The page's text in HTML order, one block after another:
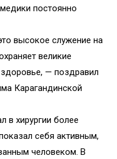
постоянно
высокое служение на
великие
— поздравил
Карагандинской
в хирургии более
себя активным,
человеком. В